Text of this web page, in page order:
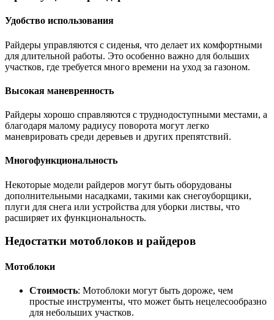
Удобство использования
Райдеры управляются с сиденья, что делает их комфортными
для длительной работы. Это особенно важно для больших
участков, где требуется много времени на уход за газоном.
Высокая маневренность
Райдеры хорошо справляются с труднодоступными местами, а
благодаря малому радиусу поворота могут легко
маневрировать среди деревьев и других препятствий.
Многофункциональность
Некоторые модели райдеров могут быть оборудованы
дополнительными насадками, такими как снегоуборщики,
плуги для снега или устройства для уборки листвы, что
расширяет их функциональность.
Недостатки мотоблоков и райдеров
Мотоблоки
Стоимость: Мотоблоки могут быть дороже, чем
простые инструменты, что может быть нецелесообразно
для небольших участков.